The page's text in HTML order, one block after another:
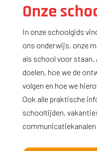
Onze
In onze schoolgids
ons onderwijs, onze
als school voor staan.
doelen, hoe we de
volgen en hoe we
Ook alle praktische
schooltijden,